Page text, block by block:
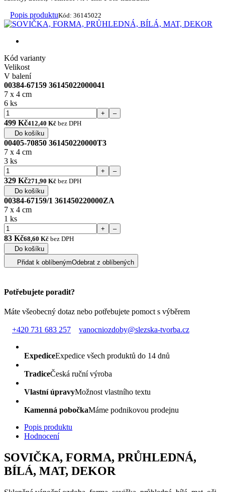
Popis produktuKód: 36145022
Kód varianty
Velikost
V balení
00384-67159 36145022000041
7 x 4 cm
6 ks
+ –
499 Kč412,40 Kč bez DPH
Do košíku
00405-70850 361450220000T3
7 x 4 cm
3 ks
+ –
329 Kč271,90 Kč bez DPH
Do košíku
00384-67159/1 361450220000ZA
7 x 4 cm
1 ks
+ –
83 Kč68,60 Kč bez DPH
Do košíku
Přidat k oblíbenýmOdebrat z oblíbených
Potřebujete poradit?
Máte všeobecný dotaz nebo potřebujete pomoct s výběrem
+420 731 683 257 vanocniozdoby@slezska-tvorba.cz
ExpediceExpedice všech produktů do 14 dnů
TradiceČeská ruční výroba
Vlastní úpravyMožnost vlastního textu
Kamenná pobočkaMáme podnikovou prodejnu
Popis produktu
Hodnocení
SOVIČKA, FORMA, PRŮHLEDNÁ,
BÍLÁ, MAT, DEKOR